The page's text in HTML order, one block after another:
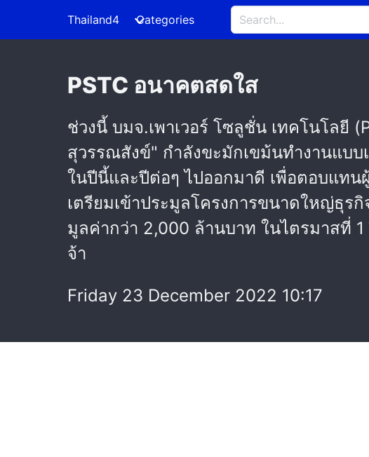
Thailand4 Categories
PSTC อนาคตสดใส
ช่วงนี้ บมจ.เพาเวอร์ โซลูชั่น เทคโนโลยี
สุวรรณสังข์" กำลังขะมักเขม้นทำงานแบบ
ในปีนี้และปีต่อๆ ไปออกมาดี เพื่อตอบแทน
เตรียมเข้าประมูลโครงการขนาดใหญ่ธุร
มูลค่ากว่า 2,000 ล้านบาท ในไตรมาสที่
จ้า
Friday 23 December 2022 10:17